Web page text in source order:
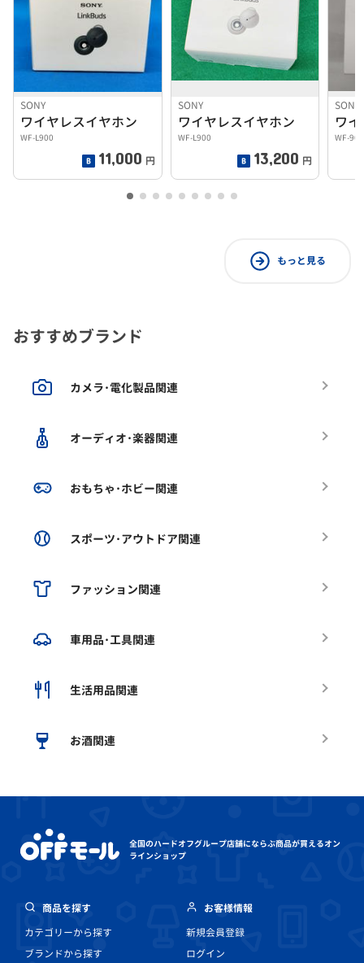
SONY
ワイヤレスイヤホン
WF-L900
11,000 円
SONY
ワイヤレスイヤホン
WF-L900
13,200 円
SONY
ワ
WF-900
もっと見る
おすすめブランド
カメラ･電化製品関連
オーディオ･楽器関連
おもちゃ･ホビー関連
スポーツ･アウトドア関連
ファッション関連
車用品･工具関連
生活用品関連
お酒関連
全国のハードオフグループ店舗にならぶ商品が買えるオン
ラインショップ
商品を探す
カテゴリーから探す
ブランドから探す
お客様情報
新規会員登録
ログイン